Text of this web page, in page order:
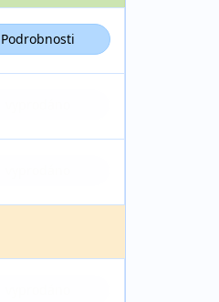
Podrobnosti